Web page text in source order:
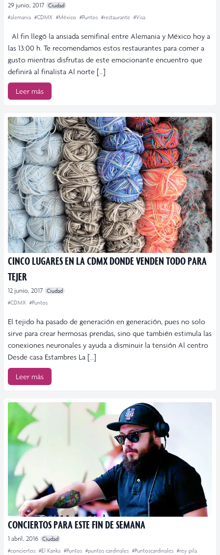
29 junio, 2017 Ciudad
#alemania #CDMX #México #Puntos #restaurante #Visa
Al fin llegó la ansiada semifinal entre Alemania y México hoy a
las 13:00 h. Te recomendamos estos restaurantes para comer a
gusto mientras disfrutas de este emocionante encuentro que
definirá al finalista Al norte […]
Leer más
CINCO LUGARES EN LA CDMX DONDE VENDEN TODO PARA
TEJER
12 junio, 2017 Ciudad
#CDMX #Puntos
El tejido ha pasado de generación en generación, pues no solo
sirve para crear hermosas prendas, sino que también estimula las
conexiones neuronales y ayuda a disminuir la tensión Al centro
Desde casa Estambres La […]
Leer más
CONCIERTOS PARA ESTE FIN DE SEMANA
1 abril, 2016 Ciudad
#conciertos #El Kanka #Puntos #puntos cardinales #Puntoscardinales #rey pila